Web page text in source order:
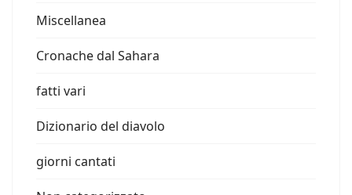
Miscellanea
Cronache dal Sahara
fatti vari
Dizionario del diavolo
giorni cantati